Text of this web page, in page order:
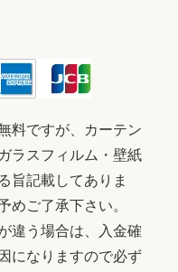
料ですが、カーテン
ラスフィルム・壁紙
旨記載してありま
めご了承下さい。
違う場合は、入金確
になりますので必ず